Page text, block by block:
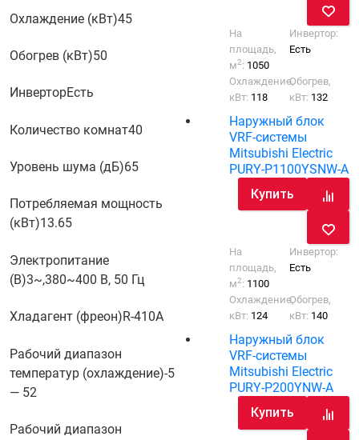
Охлаждение (кВт)45
Обогрев (кВт)50
ИнверторЕсть
Количество комнат40
Уровень шума (дБ)65
Потребляемая мощность
(кВт)13.65
Электропитание
(В)3~,380~400 В, 50 Гц
Хладагент (фреон)R-410A
Рабочий диапазон
температур (охлаждение)-5
— 52
Рабочий диапазон
На
площадь,
м2: 1050
Инвертор:
Есть
Охлаждение,
кВт: 118
Обогрев,
кВт: 132
Наружный блок
VRF-системы
Mitsubishi Electric
PURY-P1100YSNW-A
Купить
На
площадь,
м2: 1100
Инвертор:
Есть
Охлаждение,
кВт: 124
Обогрев,
кВт: 140
Наружный блок
VRF-системы
Mitsubishi Electric
PURY-P200YNW-A
Купить